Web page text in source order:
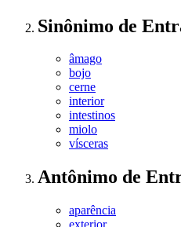
Sinônimo de
âmago
bojo
cerne
interior
intestinos
miolo
vísceras
Antônimo de
aparência